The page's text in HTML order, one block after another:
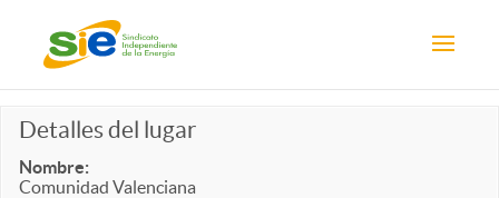
Detalles del lugar
Nombre:
Comunidad Valenciana